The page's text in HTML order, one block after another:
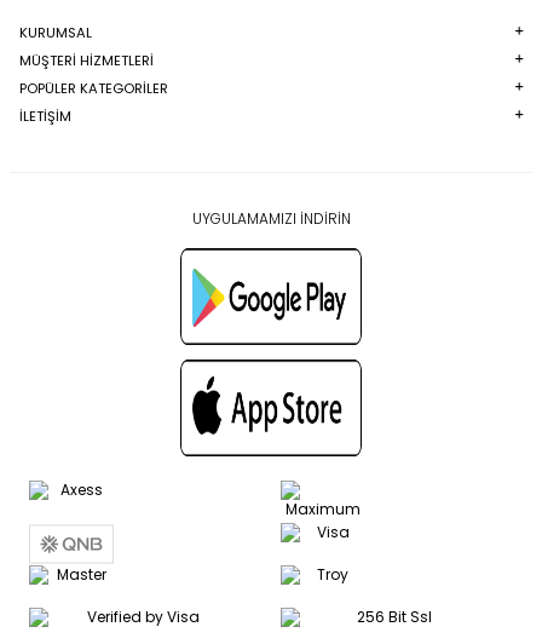
KURUMSAL
MÜŞTERI HIZMETLERI
POPÜLER KATEGORILER
İLETİŞİM
UYGULAMAMIZI İNDİRİN